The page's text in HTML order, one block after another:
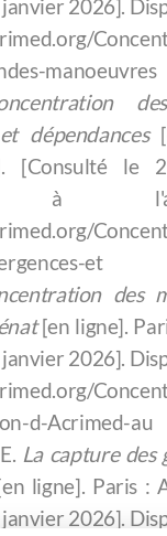
2026].
manoeuvres
dépendances
[Consulté le
à
et
des
[en ligne].
2026].
d-Acrimed-au
La capture des
ligne]. Paris :
2026].